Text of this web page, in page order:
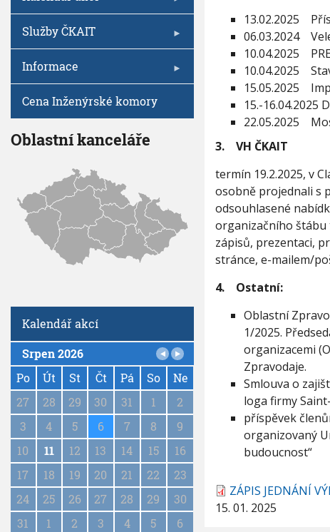
ý
o
r
u
3
.
1
2
13.02.2025
06.03.2024
10.04.2025
10.04.2025
15.05.2025
15.-16.04.2025
22.05.2025
3. VH ČKAIT
termín 19.2.2025, v
osobně projednali s
odsouhlasené
organizačního štábu
zápisů, prezentaci,
stránce, e-mailem/
4. Ostatní:
Oblastní
1/2025.
organizacemi
Zpravodaje.
Smlouva o
loga firmy
příspěvek
organizovaný
budoucnost“
ZÁPIS JEDNÁNÍ
15. 01. 2025
Služby ČKAIT
Informace
Cena Inženýrské komory
Oblastní kanceláře
Kalendář akcí
P
a
g
a
i
o
n
Srpen 2026
Po
Út St Čt Pá So
Ne
27
28 29 30 31 1
2
3
4 5 6 7 8
9
10
11 12 13 14 15
16
17
18 19 20 21 22
23
24
25 26 27 28 29
30
31
1 2 3 4 5 6